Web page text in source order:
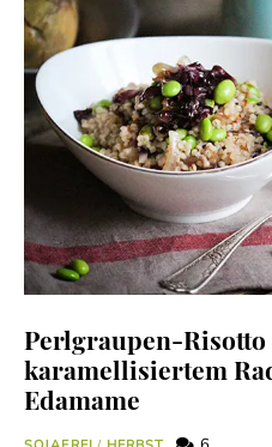
Perlgraupen-
karamellisiertem
Edamame